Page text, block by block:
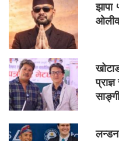
झापा
लन्डन